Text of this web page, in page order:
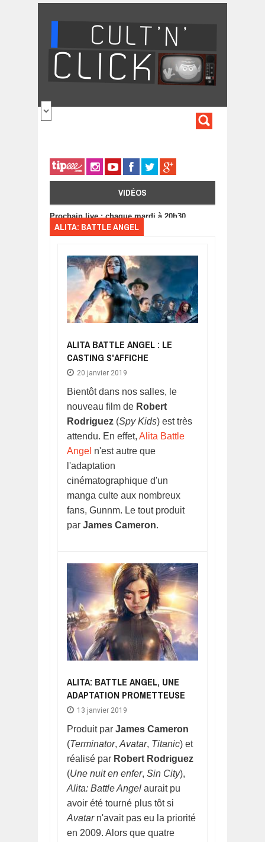
VIDÉOS
Prochain live : chaque mardi à 20h30
ALITA: BATTLE ANGEL
ALITA BATTLE ANGEL : LE
CASTING S'AFFICHE
20 janvier 2019
Bientôt dans nos salles, le
nouveau film de Robert
Rodriguez (Spy Kids) est très
attendu. En effet, Alita Battle
Angel n'est autre que
l'adaptation
cinématographique d'un
manga culte aux nombreux
fans, Gunnm. Le tout produit
par James Cameron.
ALITA: BATTLE ANGEL, UNE
ADAPTATION PROMETTEUSE
13 janvier 2019
Produit par James Cameron
(Terminator,Avatar, Titanic) et
réalisé par Robert Rodriguez
(Une nuit en enfer, Sin City),
Alita: Battle Angel aurait pu
avoir été tourné plus tôt si
Avatar n'avait pas eu la priorité
en 2009. Alors que quatre